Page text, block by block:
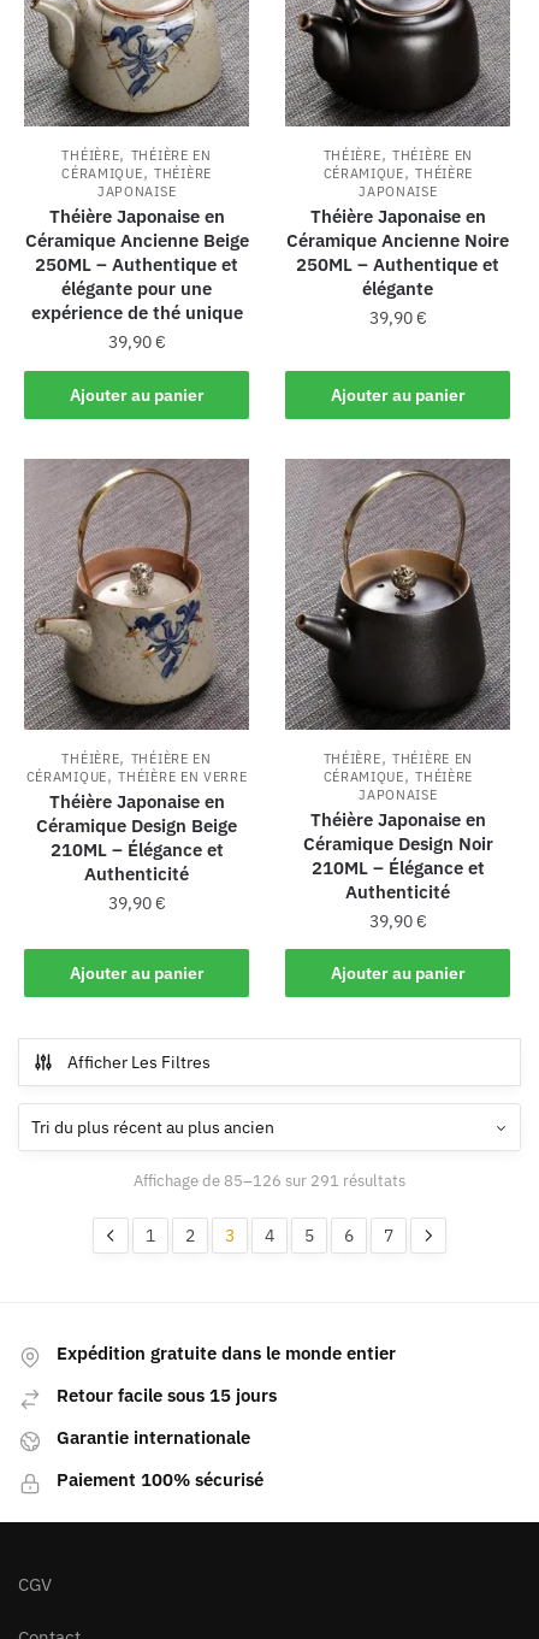
THÉIÈRE, THÉIÈRE EN
CÉRAMIQUE,THÉIÈRE
JAPONAISE
Théière Japonaise en
Céramique Ancienne Beige
250ML – Authentique et
élégante pour une
expérience de thé unique
39,90€
Ajouter au panier
THÉIÈRE, THÉIÈRE EN
CÉRAMIQUE,THÉIÈRE
JAPONAISE
Théière Japonaise en
Céramique Ancienne Noire
250ML – Authentique et
élégante
39,90€
Ajouter au panier
THÉIÈRE, THÉIÈRE EN
CÉRAMIQUE,THÉIÈRE EN VERRE
Théière Japonaise en
Céramique Design Beige
210ML – Élégance et
Authenticité
39,90€
Ajouter au panier
THÉIÈRE, THÉIÈRE EN
CÉRAMIQUE,THÉIÈRE
JAPONAISE
Théière Japonaise en
Céramique Design Noir
210ML – Élégance et
Authenticité
39,90€
Ajouter au panier
Afficher Les Filtres
Affichage de 85–126 sur 291 résultats
1 2 3 4 5 6 7
Expédition gratuite dans le monde entier
Retour facile sous 15 jours
Garantie internationale
Paiement 100% sécurisé
CGV